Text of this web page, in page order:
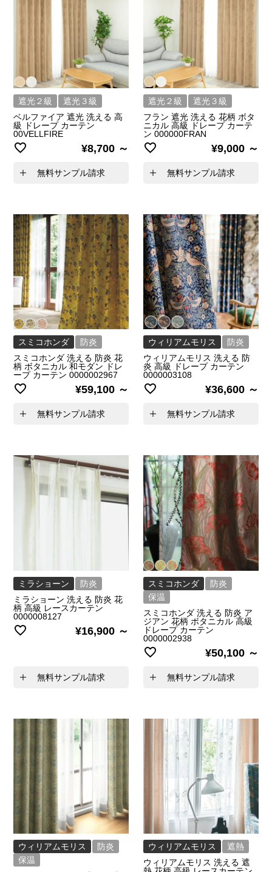
遮光２級
遮光３級
ベルファイア 遮光 洗える 高
級 ドレープ カーテン
00VELLFIRE
¥8,700
無料サンプル請求
遮光２級
遮光３級
フラン 遮光 洗える 花柄 ボタ
ニカル 高級 ドレープ カーテ
ン 000000FRAN
¥9,000
無料サンプル請求
スミコホンダ
防炎
スミコホンダ 洗える 防炎 花
柄 ボタニカル 和モダン ドレ
ープ カーテン 0000002967
¥59,100
無料サンプル請求
ウィリアムモリス
防炎
ウィリアムモリス 洗える 防
炎 高級 ドレープ カーテン
0000003108
¥36,600
無料サンプル請求
ミラショーン
防炎
ミラショーン 洗える 防炎 花
柄 高級 レースカーテン
0000008127
¥16,900
無料サンプル請求
スミコホンダ
防炎
保温
スミコホンダ 洗える 防炎 ア
ジアン 花柄 ボタニカル 高級
ドレープ カーテン
0000002938
¥50,100
無料サンプル請求
ウィリアムモリス
防炎
保温
ウィリアムモリス
遮熱
ウィリアムモリス 洗える 遮